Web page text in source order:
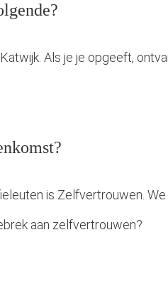
Als je je opgeeft,
is Zelfvertrouwen. We
aan zelfvertrouwen?